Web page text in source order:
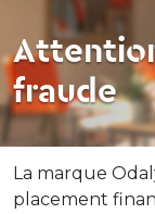
fraude
La marque
placement